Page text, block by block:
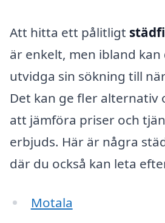
Att hitta ett pålitligt
är enkelt, men ibland
utvidga sin sökning till
Det kan ge fler alternativ
att jämföra priser och
erbjuds. Här är några
där du också kan leta
Motala